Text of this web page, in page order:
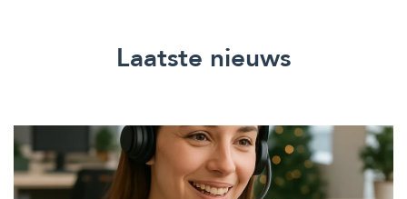
Laatste nieuws